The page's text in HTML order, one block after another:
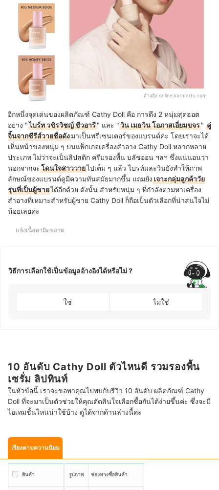
อ้างอิง:online.karmarts.com
อีกหนึ่งจุดเด่นของผลิตภัณฑ์ Cathy Doll คือ การดึง 2 หนุ่มสุดฮอต
อย่าง "ไบร์ท วชิรวิชญ์ ชีวอารี" และ "วิน เมธวิน โอภาสเอี่ยมขจร" คู่
จิ้นจากซีรีส์วายชื่อดังมาเป็นพรีเซนเตอร์ของแบรนด์ค่ะ โดยเราจะได้
เห็นหน้าของหนุ่ม ๆ บนแพ็กเกจเครื่องสำอาง Cathy Doll หลากหลาย
ประเภท ไม่ว่าจะเป็นลิปสติก ครีมรองพื้น บลัชออน ฯลฯ ซึ่งแน่นอนว่า
นอกจากจะโดนใจสาววายไปเต็ม ๆ แล้ว ไบรท์และวินยังทำให้ภาพ
ลักษณ์ของแบรนด์ดูมีความทันสมัยมากขึ้น แถมยังเจาะกลุ่มลูกค้าวัย
รุ่นที่เป็นผู้ชายได้อีกด้วย ดังนั้น สำหรับหนุ่ม ๆ ที่กำลังตามหาเครื่อง
สำอางที่เหมาะสำหรับผู้ชาย Cathy Doll ก็ถือเป็นตัวเลือกที่น่าสนใจไม่
น้อยเลยค่ะ
แจ้งเนื้อหาผิดพลาด
วิธีการเลือกใช้เป็นข้อมูลอ้างอิงได้หรือไม่ ?
ใช่ ไม่ใช่
10 อันดับ Cathy Doll ตัวไหนดี รวมรองพื้น
เซรั่ม ลิปทินท์
ในหัวข้อนี้ เราจะขอพาคุณไปพบกับรีวิว 10 อันดับ ผลิตภัณฑ์ Cathy
Doll ที่จะมาเป็นตัวช่วยให้คุณตัดสินใจเลือกซื้อกันได้ง่ายขึ้นค่ะ ซึ่งจะมี
ไอเทมชิ้นไหนน่าใช้บ้าง ดูได้จากด้านล่างนี้ค่ะ
เรียงตามความนิยม
สินค้า รูปภาพ ช่องทางซื้อสินค้า